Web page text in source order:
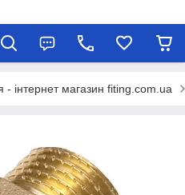
- інтернет магазин fiting.com.ua